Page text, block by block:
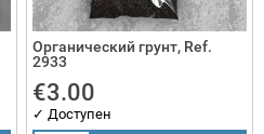
Органический грунт, Ref.
2933
€3.00
✓ Доступен